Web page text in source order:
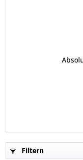
Filtern